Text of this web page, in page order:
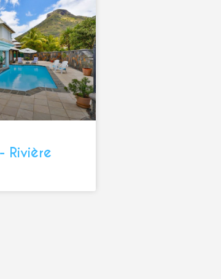
Rivière